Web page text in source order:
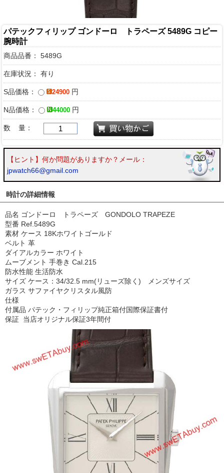
パテックフィリップ ゴンドーロ トラペーズ 5489G コピー
腕時計
商品品番： 5489G
在庫状況： 有り
S品価格： 24900 円
N品価格： 44000 円
数 量：
【ヒント】何か問題がありますか？メール：
jpwatch66@gmail.com
時計の詳細情報
品名 ゴンドーロ トラペーズ GONDOLO TRAPEZE
型番 Ref.5489G
素材 ケース 18Kホワイトゴールド
ベルト 革
ダイアルカラー ホワイト
ムーブメント 手巻き Cal.215
防水性能 生活防水
サイズ ケース：34/32.5 mm(リューズ除く) メンズサイズ
ガラス サファイヤクリスタル風防
仕様
付属品 パテック・フィリップ純正箱付国際保証書付
保証 当店オリジナル保証3年間付